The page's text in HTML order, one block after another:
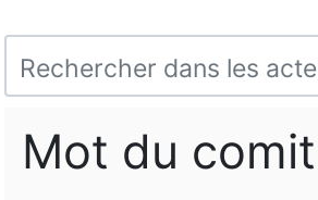
Mot du